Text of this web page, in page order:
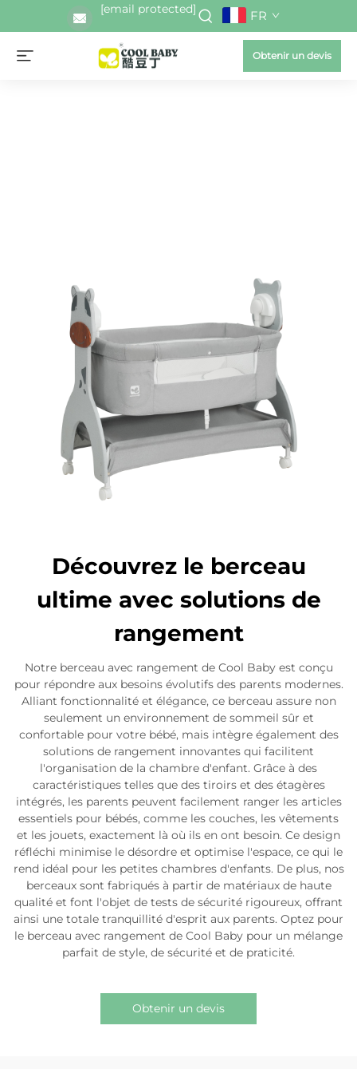
[email protected] FR
Obtenir un devis
Découvrez le berceau
ultime avec solutions de
rangement
Notre berceau avec rangement de Cool Baby est conçu
pour répondre aux besoins évolutifs des parents modernes.
Alliant fonctionnalité et élégance, ce berceau assure non
seulement un environnement de sommeil sûr et
confortable pour votre bébé, mais intègre également des
solutions de rangement innovantes qui facilitent
l'organisation de la chambre d'enfant. Grâce à des
caractéristiques telles que des tiroirs et des étagères
intégrés, les parents peuvent facilement ranger les articles
essentiels pour bébés, comme les couches, les vêtements
et les jouets, exactement là où ils en ont besoin. Ce design
réfléchi minimise le désordre et optimise l'espace, ce qui le
rend idéal pour les petites chambres d'enfants. De plus, nos
berceaux sont fabriqués à partir de matériaux de haute
qualité et font l'objet de tests de sécurité rigoureux, offrant
ainsi une totale tranquillité d'esprit aux parents. Optez pour
le berceau avec rangement de Cool Baby pour un mélange
parfait de style, de sécurité et de praticité.
Obtenir un devis